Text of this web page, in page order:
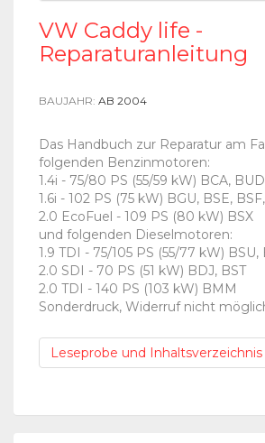
VW Caddy life -
Reparaturanleitung
BAUJAHR: AB 2004
Das Handbuch zur Reparatur am
folgenden Benzinmotoren:
1.4i - 75/80 PS (55/59 kW) BCA, BUD
1.6i - 102 PS (75 kW) BGU, BSE,
2.0 EcoFuel - 109 PS (80 kW) BSX
und folgenden Dieselmotoren:
1.9 TDI - 75/105 PS (55/77 kW) BSU,
2.0 SDI - 70 PS (51 kW) BDJ, BST
2.0 TDI - 140 PS (103 kW) BMM
Sonderdruck, Widerruf nicht
Leseprobe und Inhaltsverzeichnis